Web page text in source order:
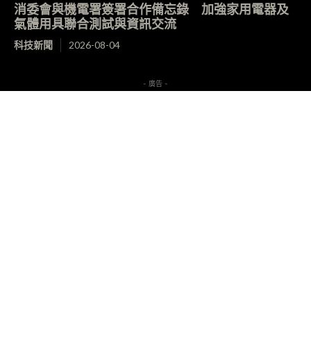
消委會與機電署簽署合作備忘錄 加強家用電器及
氣體用具聯合測試與資訊交流
科技新聞 2026-08-04
- 廣告 -